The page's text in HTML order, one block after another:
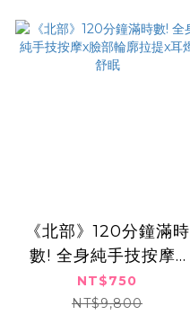
《北部》120分鐘滿時
數! 全身純手技按摩x
臉部輪廓拉提x耳燭舒
眠
NT$750
NT$9,800